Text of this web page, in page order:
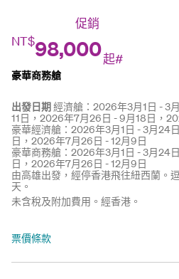
促銷
NT$98,000起#
豪華商務艙
出發日期經濟艙：2026年3月1日 - 3
11日，2026年7月26日 - 9月18日，
豪華經濟艙：2026年3月1日 - 3月24
日，2026年7月26日 - 12月9日
豪華商務艙：2026年3月1日 - 3月24
日，2026年7月26日 - 12月9日
由高雄出發，經停香港飛往紐西蘭。
天。
未含稅及附加費用。經香港。
票價條款